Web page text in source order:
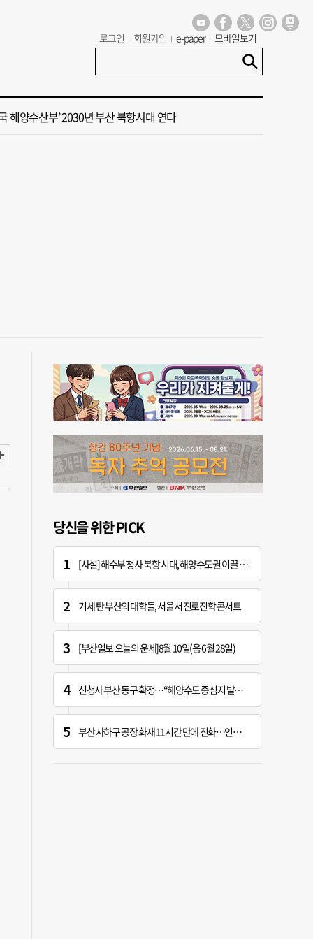
로그인 회원가입 e-paper 모바일보기
15호 태풍 '찬홈' 북상 중…일본 관통 후 우리나라에 단비 선물
국 해양수산부’ 2030년 부산 북항시대 연다
계류 모든 선박 영업정지”… 재개발 속도전
당신을 위한 PICK
[사설] 해수부 청사 북항 시대, 해양수도권 이끌 구심점 돼야
기세 탄 부산의 대학들, 서울서 진로진학 콘서트
[부산일보 오늘의 운세]8월 10일(음 6월 28일)
신청사 부산 동구 확정…“해양수도 중심지 발돋움할 기회” [해수부 북항 시대]
부산 사하구 공장 화재 11시간 만에 진화…인명 피해 없어